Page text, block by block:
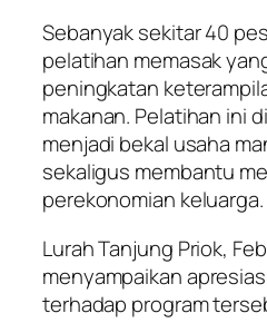
Sebanyak sekitar 40
pelatihan memasak
peningkatan
makanan. Pelatihan ini
menjadi bekal usaha
sekaligus membantu
perekonomian keluarga.
Lurah Tanjung Priok,
menyampaikan
terhadap program